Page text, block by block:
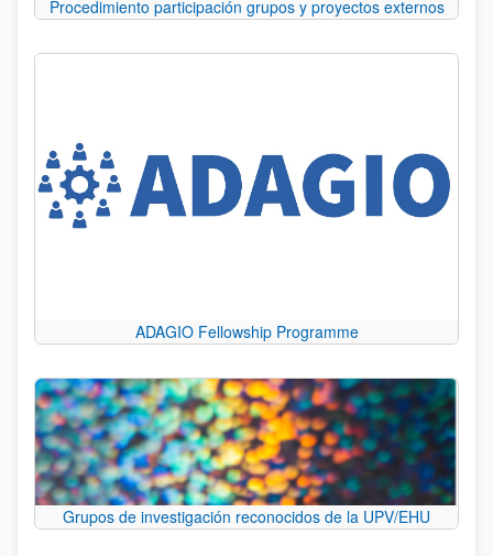
Procedimiento participación grupos y proyectos externos
ADAGIO Fellowship Programme
Grupos de investigación reconocidos de la UPV/EHU